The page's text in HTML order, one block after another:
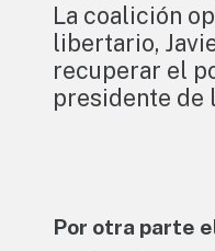
La coalición
libertario,
recuperar el
presidente de
Por otra parte